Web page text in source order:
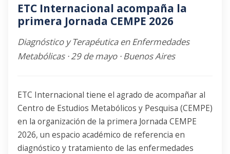
ETC Internacional acompaña la
primera Jornada CEMPE 2026
Diagnóstico y Terapéutica en Enfermedades
Metabólicas · 29 de mayo · Buenos Aires
ETC Internacional tiene el agrado de acompañar al
Centro de Estudios Metabólicos y Pesquisa (CEMPE)
en la organización de la primera Jornada CEMPE
2026, un espacio académico de referencia en
diagnóstico y tratamiento de las enfermedades